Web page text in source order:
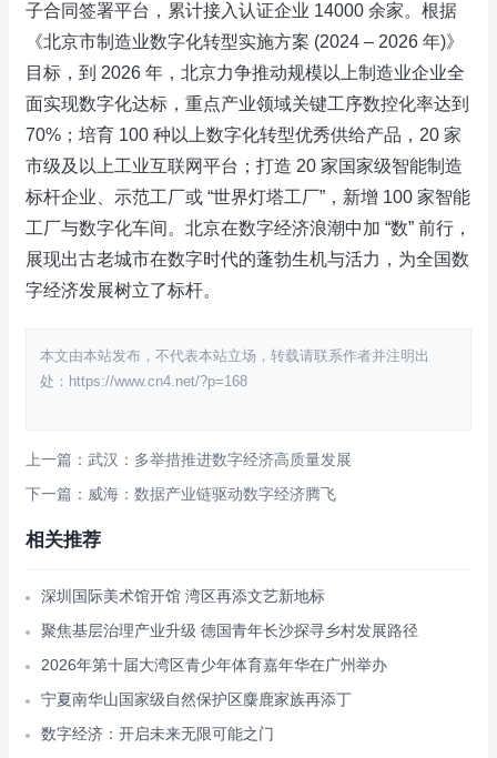
子合同签署平台，累计接入认证企业 14000 余家。根据
《北京市制造业数字化转型实施方案 (2024 – 2026 年)》
目标，到 2026 年，北京力争推动规模以上制造业企业全
面实现数字化达标，重点产业领域关键工序数控化率达到
70%；培育 100 种以上数字化转型优秀供给产品，20 家
市级及以上工业互联网平台；打造 20 家国家级智能制造
标杆企业、示范工厂或 “世界灯塔工厂”，新增 100 家智能
工厂与数字化车间。北京在数字经济浪潮中加 “数” 前行，
展现出古老城市在数字时代的蓬勃生机与活力，为全国数
字经济发展树立了标杆。
本文由本站发布，不代表本站立场，转载请联系作者并注明出
处：https://www.cn4.net/?p=168
上一篇：武汉：多举措推进数字经济高质量发展
下一篇：威海：数据产业链驱动数字经济腾飞
相关推荐
深圳国际美术馆开馆 湾区再添文艺新地标
聚焦基层治理产业升级 德国青年长沙探寻乡村发展路径
2026年第十届大湾区青少年体育嘉年华在广州举办
宁夏南华山国家级自然保护区麋鹿家族再添丁
数字经济：开启未来无限可能之门